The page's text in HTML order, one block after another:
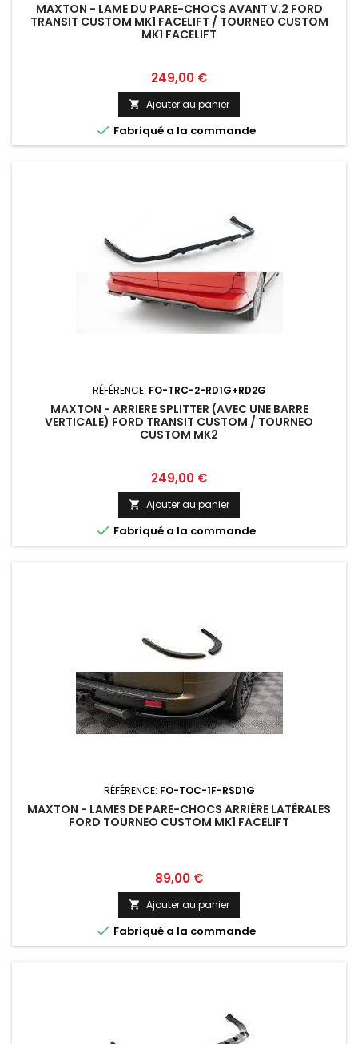
MAXTON - LAME DU PARE-CHOCS AVANT V.2 FORD
TRANSIT CUSTOM MK1 FACELIFT / TOURNEO CUSTOM
MK1 FACELIFT
Prix
249,00 €
 Ajouter au panier
 Fabriqué a la commande
RÉFÉRENCE: FO-TRC-2-RD1G+RD2G
MAXTON - ARRIERE SPLITTER (AVEC UNE BARRE
VERTICALE) FORD TRANSIT CUSTOM / TOURNEO
CUSTOM MK2
Prix
249,00 €
 Ajouter au panier
 Fabriqué a la commande
RÉFÉRENCE: FO-TOC-1F-RSD1G
MAXTON - LAMES DE PARE-CHOCS ARRIÈRE LATÉRALES
FORD TOURNEO CUSTOM MK1 FACELIFT
Prix
89,00 €
 Ajouter au panier
 Fabriqué a la commande